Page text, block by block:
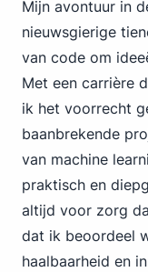
Mijn avontuur in
nieuwsgierige
van code om
Met een carrière
ik het voorrecht
baanbrekende
van machine
praktisch en
altijd voor zorg
dat ik beoordeel
haalbaarheid en